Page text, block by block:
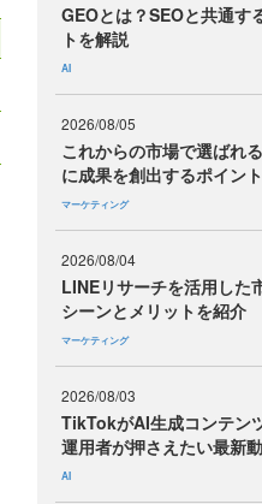
GEOとは？SEOと共通す
トを解説
AI
2026/08/05
これからの市場で選ばれ
に成果を創出するポイント
マーケティング
2026/08/04
LINEリサーチを活用した
シーンとメリットを紹介
マーケティング
2026/08/03
TikTokがAI生成コンテン
運用者が押さえたい最新
AI